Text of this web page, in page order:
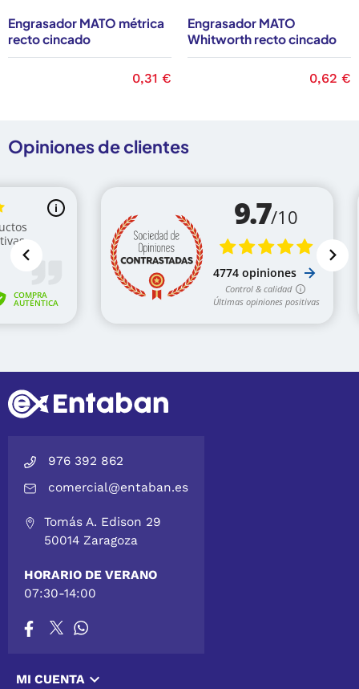
Engrasador MATO métrica
recto cincado
Precio
0,31 €
Engrasador MATO
Whitworth recto cincado
Precio
0,62 €
Opiniones de clientes
976 392 862
comercial@entaban.es
Tomás A. Edison 29
50014 Zaragoza
HORARIO DE VERANO
07:30-14:00
MI CUENTA 